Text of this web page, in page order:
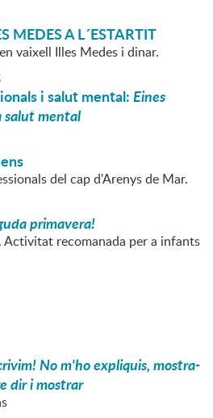
MEDES A L´ESTARTIT
vaixell Illes Medes i dinar.
i salut mental:Eines
salut mental
del cap d'Arenys de Mar.
primavera!
Activitat recomanada per a infants
No m'ho expliquis, mostra-
dir i mostrar